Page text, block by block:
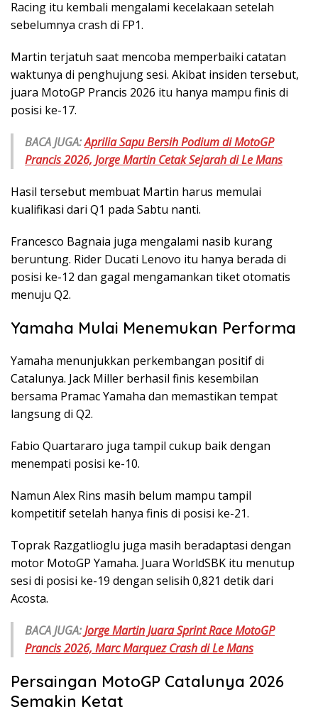
Racing itu kembali mengalami kecelakaan setelah
sebelumnya crash di FP1.
Martin terjatuh saat mencoba memperbaiki catatan
waktunya di penghujung sesi. Akibat insiden tersebut,
juara MotoGP Prancis 2026 itu hanya mampu finis di
posisi ke-17.
BACA JUGA:Aprilia Sapu Bersih Podium di MotoGP
Prancis 2026, Jorge Martin Cetak Sejarah di Le Mans
Hasil tersebut membuat Martin harus memulai
kualifikasi dari Q1 pada Sabtu nanti.
Francesco Bagnaia juga mengalami nasib kurang
beruntung. Rider Ducati Lenovo itu hanya berada di
posisi ke-12 dan gagal mengamankan tiket otomatis
menuju Q2.
Yamaha Mulai Menemukan Performa
Yamaha menunjukkan perkembangan positif di
Catalunya. Jack Miller berhasil finis kesembilan
bersama Pramac Yamaha dan memastikan tempat
langsung di Q2.
Fabio Quartararo juga tampil cukup baik dengan
menempati posisi ke-10.
Namun Alex Rins masih belum mampu tampil
kompetitif setelah hanya finis di posisi ke-21.
Toprak Razgatlioglu juga masih beradaptasi dengan
motor MotoGP Yamaha. Juara WorldSBK itu menutup
sesi di posisi ke-19 dengan selisih 0,821 detik dari
Acosta.
BACA JUGA:Jorge Martin Juara Sprint Race MotoGP
Prancis 2026, Marc Marquez Crash di Le Mans
Persaingan MotoGP Catalunya 2026
Semakin Ketat